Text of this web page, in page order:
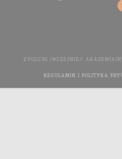
EVOLU.PL (WCZEŚNIEJ:
REGULAMIN I POLITYKA